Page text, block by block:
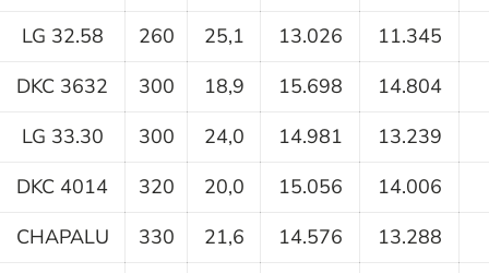
LG 32.58 260 25,1 13.026
11.345
DKC 3632
300 18,9 15.698
14.804
LG 33.30
300 24,0 14.981
13.239
DKC 4014
320 20,0 15.056
14.006
CHAPALU
330 21,6 14.576
13.288